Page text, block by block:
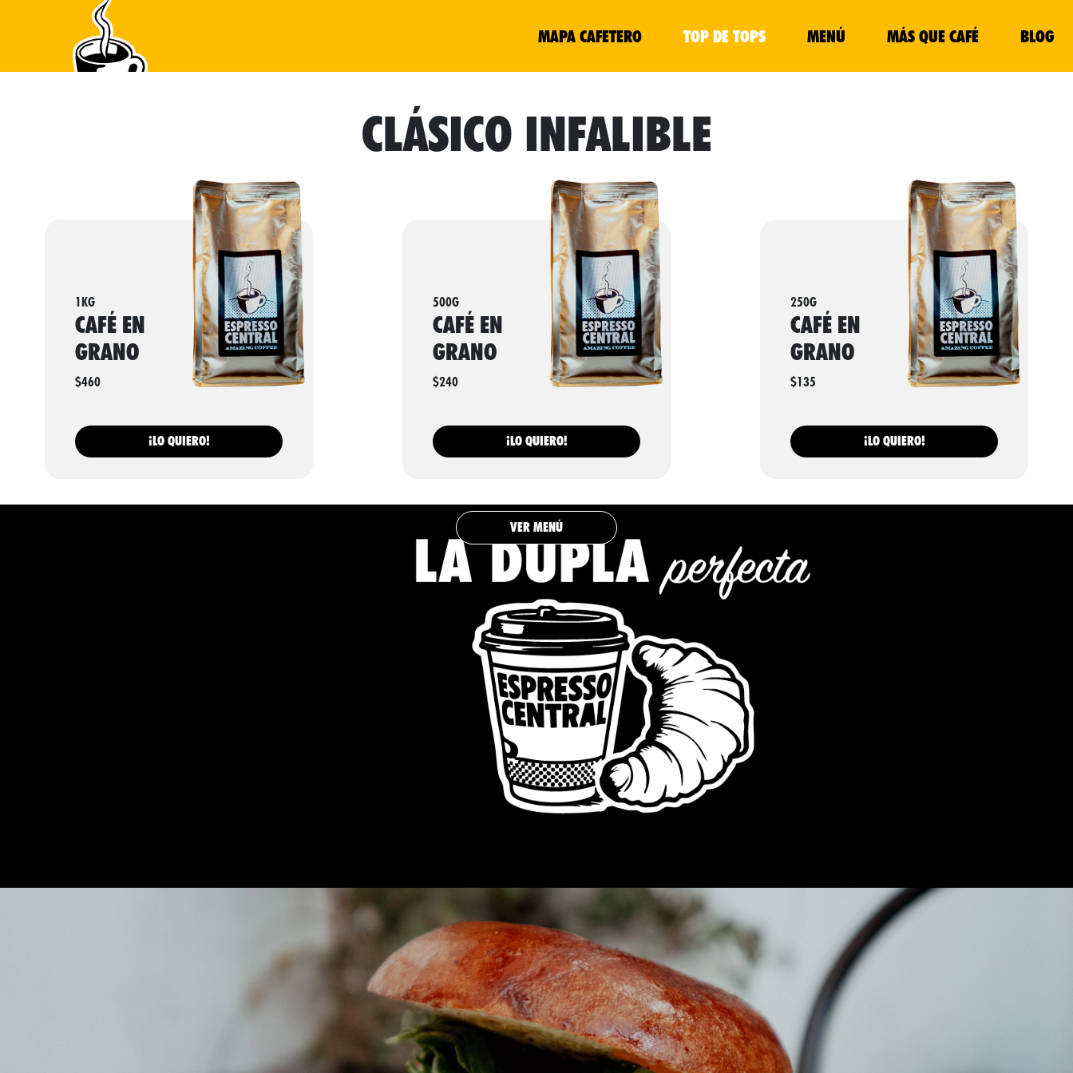
MAPA CAFETERO TOP DE TOPS MENÚ MÁS QUE CAFÉ BLOG
CLÁSICO INFALIBLE
1KG
CAFÉ EN
GRANO
$460
¡LO QUIERO!
500G
CAFÉ EN
GRANO
$240
¡LO QUIERO!
250G
CAFÉ EN
GRANO
$135
¡LO QUIERO!
VER MENÚ